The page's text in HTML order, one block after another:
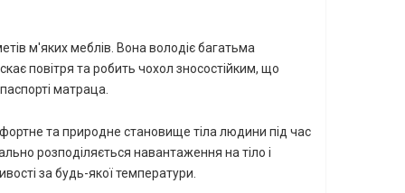
м'яких меблів. Вона володіє багатьма
повітря та робить чохол зносостійким, що
матраца
та природне становище тіла людини під час
розподіляється навантаження на тіло і
за будь-якої температури.